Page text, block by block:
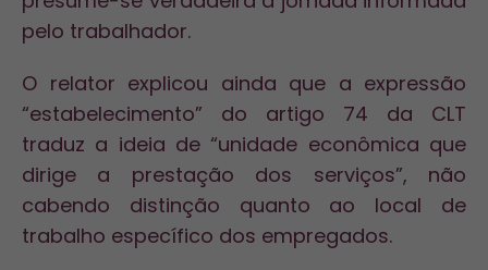
pelo trabalhador.
O relator explicou ainda que a expressão
“estabelecimento” do artigo 74 da CLT
traduz a ideia de “unidade econômica que
dirige a prestação dos serviços”, não
cabendo distinção quanto ao local de
trabalho específico dos empregados.